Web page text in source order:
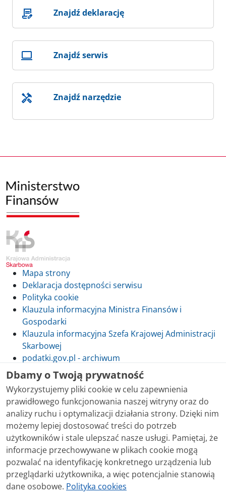
Znajdź deklarację
Znajdź serwis
Znajdź narzędzie
Mapa strony
Deklaracja dostępności serwisu
Polityka cookie
Klauzula informacyjna Ministra Finansów i
Gospodarki
Klauzula informacyjna Szefa Krajowej Administracji
Skarbowej
podatki.gov.pl - archiwum
Skontaktuj się z nami
Treści zamieszczone w serwisie udostępniamy
bezpłatnie. Korzystanie z treści opublikowanych w
serwisie podatki.gov.pl, niezależnie od celu i sposobu
korzystania, nie wymaga zgody Ministerstwa Finansów.
Treści znaczone w serwisie jako treści będące
przedmiotem praw autorskich, o ile nie jest to
Dbamy o Twoją prywatność
Wykorzystujemy pliki cookie w celu zapewnienia
prawidłowego funkcjonowania naszej witryny oraz do
analizy ruchu i optymalizacji działania strony. Dzięki nim
możemy lepiej dostosować treści do potrzeb
użytkowników i stale ulepszać nasze usługi. Pamiętaj, że
informacje przechowywane w plikach cookie mogą
pozwalać na identyfikację konkretnego urządzenia lub
przeglądarki użytkownika, a więc potencjalnie stanowią
dane osobowe. Polityka cookies